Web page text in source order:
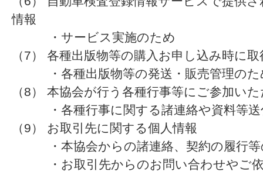
情報
・サービス実施のため
（7） 各種出版物等の購入お申し込み時に
・各種出版物等の発送・販売管理のた
（8） 本協会が行う各種行事等にご参加い
・各種行事に関する諸連絡や資料等送
（9） お取引先に関する個人情報
・本協会からの諸連絡、契約の履行等
・お取引先からのお問い合わせやご依